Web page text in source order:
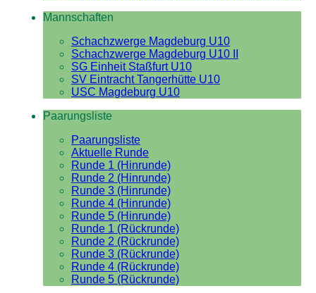
Mannschaften
Schachzwerge Magdeburg U10
Schachzwerge Magdeburg U10 II
SG Einheit Staßfurt U10
SV Eintracht Tangerhütte U10
USC Magdeburg U10
Paarungsliste
Paarungsliste
Aktuelle Runde
Runde 1 (Hinrunde)
Runde 2 (Hinrunde)
Runde 3 (Hinrunde)
Runde 4 (Hinrunde)
Runde 5 (Hinrunde)
Runde 1 (Rückrunde)
Runde 2 (Rückrunde)
Runde 3 (Rückrunde)
Runde 4 (Rückrunde)
Runde 5 (Rückrunde)